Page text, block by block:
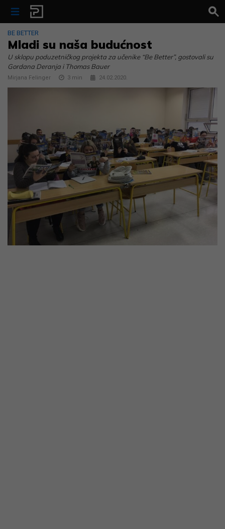
Skip to content
BE BETTER
Mladi su naša budućnost
U sklopu poduzetničkog projekta za učenike “Be Better”, gostovali su
Gordana Deranja i Thomas Bauer
Mirjana Felinger 3 min 24.02.2020.